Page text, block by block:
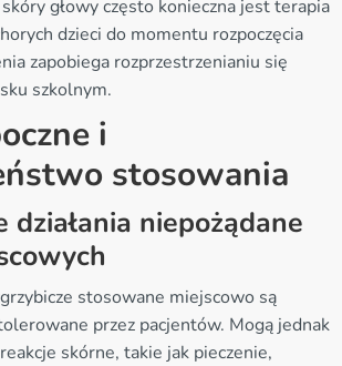
głowy często konieczna jest terapia
dzieci do momentu rozpoczęcia
zapobiega rozprzestrzenianiu się
szkolnym.
i
stosowania
działania niepożądane
stosowane miejscowo są
przez pacjentów. Mogą jednak
skórne, takie jak pieczenie,